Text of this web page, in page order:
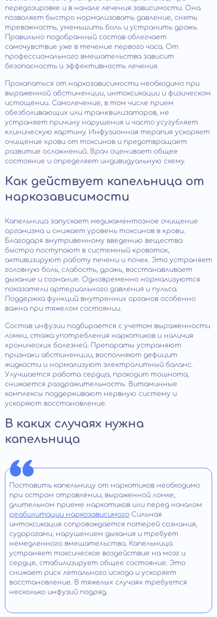
передозировке и в начале лечения зависимости. Она
позволяет быстро нормализовать давление, снять
тревожность, уменьшить боль и устранить дрожь.
Правильно подобранный состав облегчает
самочувствие уже в течение первого часа. От
профессионального вмешательства зависит
безопасность и эффективность лечения.
Прокапаться от наркозависимости необходимо при
выраженной абстиненции, интоксикации и физическом
истощении. Самолечение, в том числе прием
обезболивающих или транквилизаторов, не
устраняет причину нарушения и часто усугубляет
клиническую картину. Инфузионная терапия ускоряет
очищение крови от токсинов и предотвращает
развитие осложнений. Врач оценивает общее
состояние и определяет индивидуальную схему.
Как действует капельница от
наркозависимости
Капельница запускает медикаментозное очищение
организма и снижает уровень токсинов в крови.
Благодаря внутривенному введению вещества
быстро поступают в системный кровоток,
активизируют работу печени и почек. Это устраняет
головную боль, слабость, дрожь, восстанавливает
дыхание и сознание. Одновременно нормализуются
показатели артериального давления и пульса.
Поддержка функций внутренних органов особенно
важна при тяжелом состоянии.
Состав инфузии подбирается с учетом выраженности
ломки, стажа употребления наркотиков и наличия
хронических болезней. Препараты устраняют
признаки абстиненции, восполняют дефицит
жидкости и нормализуют электролитный баланс.
Улучшается работа сердца, проходит тошнота,
снижается раздражительность. Витаминные
комплексы поддерживают нервную систему и
ускоряют восстановление.
В каких случаях нужна
капельница
Поставить капельницу от наркотиков необходимо
при остром отравлении, выраженной ломке,
длительном приеме наркотиков или перед началом
реабилитации наркозависимого Сильная
интоксикация сопровождается потерей сознания,
судорогами, нарушением дыхания и требует
немедленного вмешательства. Капельница
устраняет токсическое воздействие на мозг и
сердце, стабилизирует общее состояние. Это
снижает риск летального исхода и ускоряет
восстановление. В тяжелых случаях требуется
несколько инфузий подряд.